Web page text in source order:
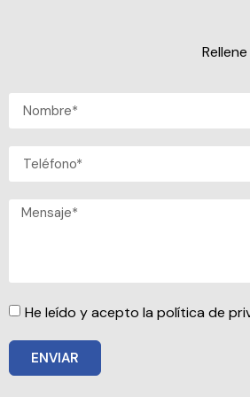
He leído y acepto la política de
ENVIAR